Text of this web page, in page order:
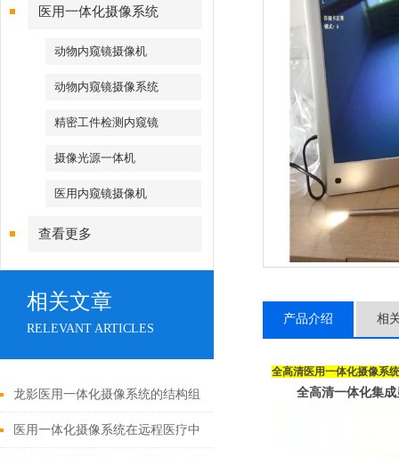
医用一体化摄像系统
动物内窥镜摄像机
动物内窥镜摄像系统
精密工件检测内窥镜
摄像光源一体机
医用内窥镜摄像机
查看更多
相关文章
RELEVANT ARTICLES
龙影医用一体化摄像系统的结构组
成与功能优势
医用一体化摄像系统在远程医疗中
产品介绍 相
全高清医用一体化摄像系
全高清一体化集